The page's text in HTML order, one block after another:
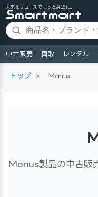
未来をリユースでもっと身近に。
中古販売 買取 レンタル
トップ > Manus
Manus製品の中古販